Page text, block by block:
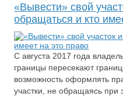
«Вывести» свой
обращаться и кто
С августа 2017 года
границы пересекают
возможность оформлять
участки, не обращаясь при